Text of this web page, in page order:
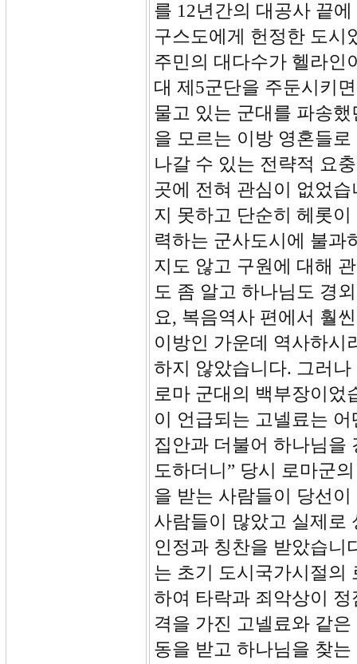
를 12년간의 대공사 끝
구스도에게 헌정한 도시
주민의 대다수가 헬라인
대 제5군단을 주둔시키
물고 있는 군대를 파송
을 모르는 이방 영혼들
나갈 수 있는 전략적 요
곳에 전혀 관심이 없었
지 못하고 단순히 헤롯
력하는 군사도시에 불과
지도 않고 구원에 대해
도 좀 알고 하나님도 경
요, 복음역사 편에서 훨
이방인 가운데 역사하시
하지 않았습니다. 그러
로마 군대의 백부장이었
이 언급되는 고넬료는
집안과 더불어 하나님을
도하더니” 당시 로마군
을 받는 사람들이 당선
사람들이 많았고 실제로
인정과 칭찬을 받았습니
는 초기 도시국가시절의
하여 타락과 죄악상이
격을 가진 고넬료와 같
동을 받고 하나님을 찾